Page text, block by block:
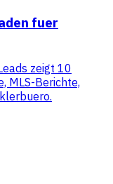
fuer
zeigt 10
MLS-Berichte,